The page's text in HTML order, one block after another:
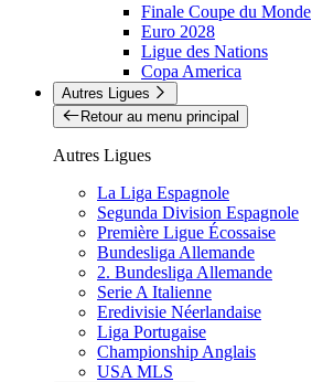
Finale Coupe du Monde
Euro 2028
Ligue des Nations
Copa America
Autres Ligues
Retour au menu principal
Autres Ligues
La Liga Espagnole
Segunda Division Espagnole
Première Ligue Écossaise
Bundesliga Allemande
2. Bundesliga Allemande
Serie A Italienne
Eredivisie Néerlandaise
Liga Portugaise
Championship Anglais
USA MLS